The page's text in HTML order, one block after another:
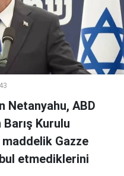
Netanyahu, ABD
Barış Kurulu
maddelik Gazze
etmediklerini